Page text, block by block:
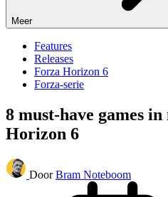
Meer
Features
Releases
Forza Horizon 6
Forza-serie
8 must-have games
Horizon 6
Door Bram Noteboom